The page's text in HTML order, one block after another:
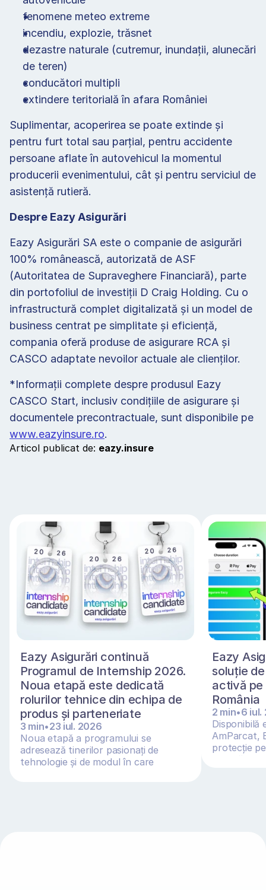
fenomene meteo extreme
incendiu, explozie, trăsnet
dezastre naturale (cutremur, inundații, alunecări
de teren)
conducători multipli
extindere teritorială în afara României
Suplimentar, acoperirea se poate extinde și
pentru furt total sau parțial, pentru accidente
persoane aflate în autovehicul la momentul
producerii evenimentului, cât și pentru serviciul de
asistență rutieră.
Despre Eazy Asigurări
Eazy Asigurări SA este o companie de asigurări
100% românească, autorizată de ASF
(Autoritatea de Supraveghere Financiară), parte
din portofoliul de investiții D Craig Holding. Cu o
infrastructură complet digitalizată și un model de
business centrat pe simplitate și eficiență,
compania oferă produse de asigurare RCA și
CASCO adaptate nevoilor actuale ale clienților.
*Informații complete despre produsul Eazy
CASCO Start, inclusiv condițiile de asigurare și
www.eazyinsure.ro.
Articol publicat de: eazy.insure
Eazy Asigurări continuă
Programul de Internship 2026.
Noua etapă este dedicată
rolurilor tehnice din echipa de
produs și parteneriate
3 min•23 iul. 2026
Noua etapă a programului se
adresează tinerilor pasionați de
tehnologie și de modul în care
Eazy
soluție
activă pe
România
2 min•6 iul.
Disponibilă
AmParcat,
protecție